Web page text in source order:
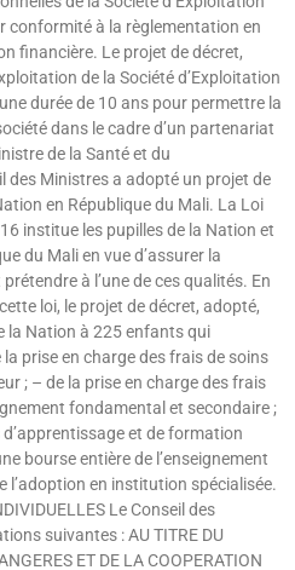
conformité à la règlementation en
financière. Le projet de décret,
de la Société d’Exploitation
durée de 10 ans pour permettre la
dans le cadre d’un partenariat
de la Santé et du
des Ministres a adopté un projet de
en République du Mali. La Loi
institue les pupilles de la Nation et
du Mali en vue d’assurer la
à l’une de ces qualités. En
loi, le projet de décret, adopté,
la Nation à 225 enfants qui
prise en charge des frais de soins
; – de la prise en charge des frais
fondamental et secondaire ;
et de formation
bourse entière de l’enseignement
l’adoption en institution spécialisée.
Le Conseil des
suivantes : AU TITRE DU
ET DE LA COOPERATION